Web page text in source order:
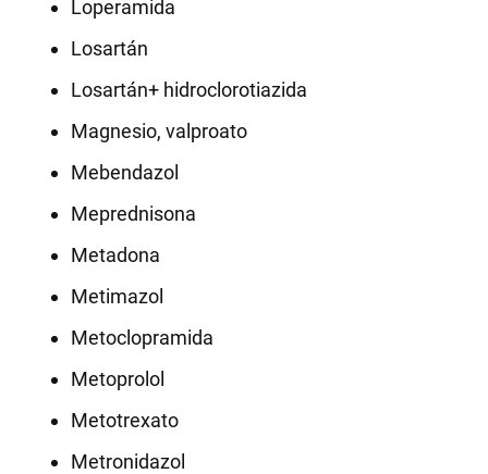
Loperamida
Losartán
Losartán+ hidroclorotiazida
Magnesio, valproato
Mebendazol
Meprednisona
Metadona
Metimazol
Metoclopramida
Metoprolol
Metotrexato
Metronidazol